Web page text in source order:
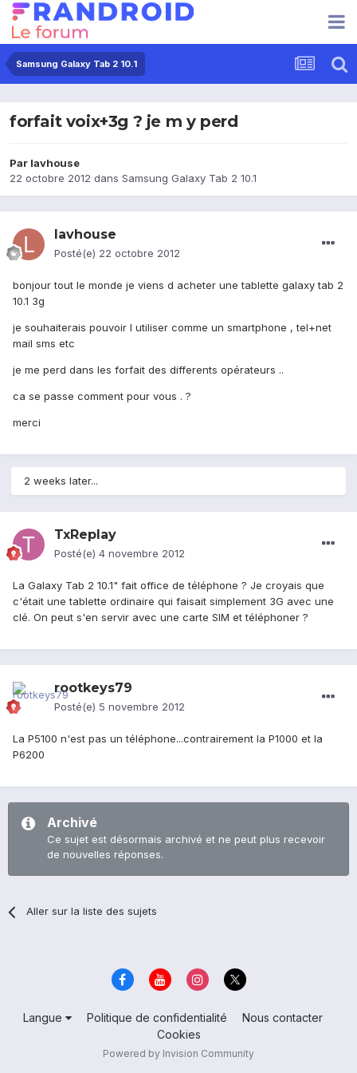
Samsung Galaxy Tab 2 10.1
forfait voix+3g ? je m y perd
Par lavhouse
22 octobre 2012 dans Samsung Galaxy Tab 2 10.1
lavhouse
Posté(e) 22 octobre 2012
bonjour tout le monde je viens d acheter une tablette galaxy tab 2
10.1 3g
je souhaiterais pouvoir l utiliser comme un smartphone , tel+net
mail sms etc
je me perd dans les forfait des differents opérateurs ..
ca se passe comment pour vous . ?
merci
2 weeks later...
TxReplay
Posté(e) 4 novembre 2012
La Galaxy Tab 2 10.1" fait office de téléphone ? Je croyais que
c'était une tablette ordinaire qui faisait simplement 3G avec une
clé. On peut s'en servir avec une carte SIM et téléphoner ?
rootkeys79
Posté(e) 5 novembre 2012
La P5100 n'est pas un téléphone...contrairement la P1000 et la
P6200
Archivé
Ce sujet est désormais archivé et ne peut plus recevoir
de nouvelles réponses.
Aller sur la liste des sujets
Langue Politique de confidentialité
Nous contacter
Cookies
Powered by Invision Community